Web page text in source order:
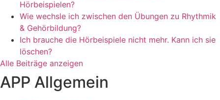
Hörbeispielen?
Wie wechsle ich zwischen den Übungen zu Rhythmik
& Gehörbildung?
Ich brauche die Hörbeispiele nicht mehr. Kann ich sie
löschen?
Alle Beiträge anzeigen
APP Allgemein